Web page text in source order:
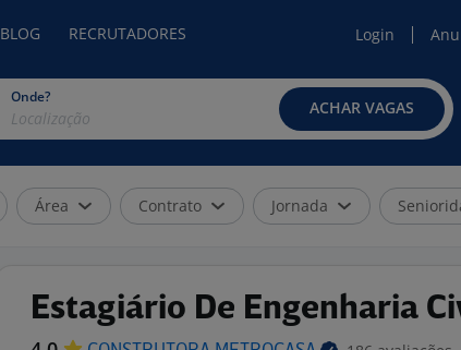
BLOG RECRUTADORES Login
Onde?
ACHAR VAGAS
Área Contrato Jornada
Estagiário De Engenharia